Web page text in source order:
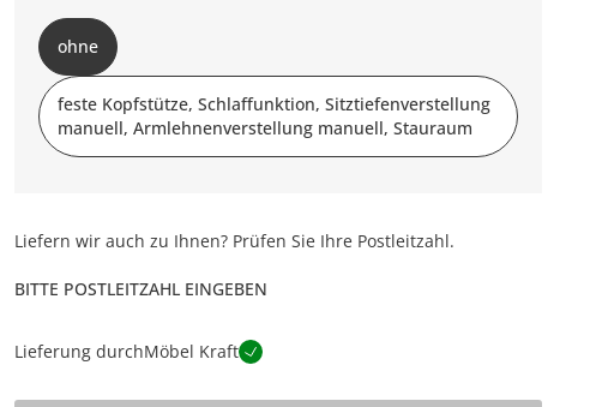
Erweiterte Funktion: Kopfstütze, Schlaffunktion, 2 mal
Sitztiefenverstellung, Armteilverstellung und Schubkasten Ohne
Funktion: Ohne
ohne
feste Kopfstütze, Schlaffunktion, Sitztiefenverstellung
manuell, Armlehnenverstellung manuell, Stauraum
Liefern wir auch zu Ihnen? Prüfen Sie Ihre Postleitzahl.
BITTE POSTLEITZAHL EINGEBEN
Lieferung durchMöbel Kraft